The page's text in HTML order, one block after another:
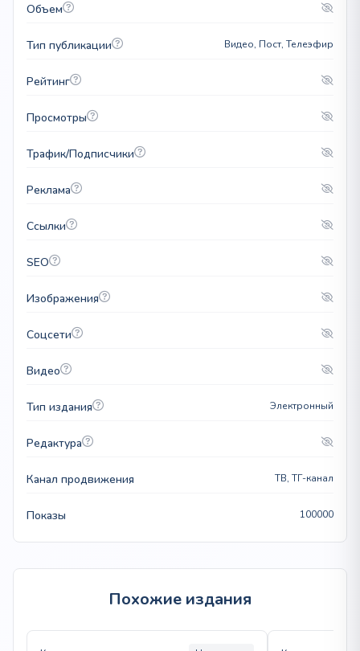
Объем
Тип публикации Видео, Пост, Телеэфир
Рейтинг
Просмотры
Трафик/Подписчики
Реклама
Ссылки
SEO
Изображения
Соцсети
Видео
Тип издания Электронный
Редактура
Канал продвижения ТВ, ТГ-канал
Показы 100000
Похожие издания